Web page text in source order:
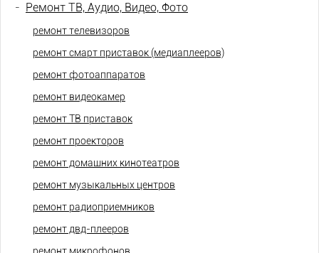
- Ремонт ТВ, Аудио, Видео, Фото
ремонт телевизоров
ремонт смарт приставок (медиаплееров)
ремонт фотоаппаратов
ремонт видеокамер
ремонт ТВ приставок
ремонт проекторов
ремонт домашних кинотеатров
ремонт музыкальных центров
ремонт радиоприемников
ремонт двд-плееров